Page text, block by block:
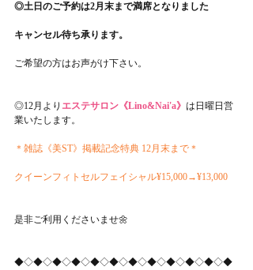
◎土日のご予約は2月末まで満席となりました
キャンセル待ち承ります。
ご希望の方はお声がけ下さい。
◎12月より エステサロン《Lino&Nai'a》 は日曜日営
業いたします。
＊雑誌《美ST》掲載記念特典 12月末まで＊
クイーンフィトセルフェイシャル¥15,000→¥13,000
是非ご利用くださいませ🌼
◆◇◆◇◆◇◆◇◆◇◆◇◆◇◆◇◆◇◆◇◆◇◆